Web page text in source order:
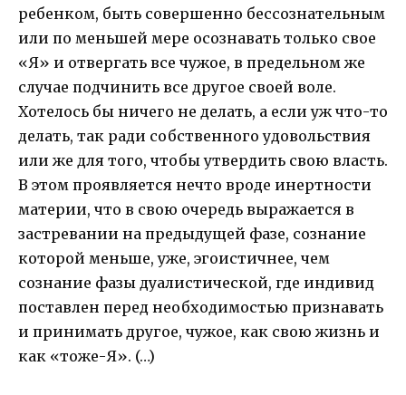
ребенком, быть совершенно бессознательным
или по меньшей мере осознавать только свое
«Я» и отвергать все чужое, в предельном же
случае подчинить все другое своей воле.
Хотелось бы ничего не делать, а если уж что-то
делать, так ради собственного удовольствия
или же для того, чтобы утвердить свою власть.
В этом проявляется нечто вроде инертности
материи, что в свою очередь выражается в
застревании на предыдущей фазе, сознание
которой меньше, уже, эгоистичнее, чем
сознание фазы дуалистической, где индивид
поставлен перед необходимостью признавать
и принимать другое, чужое, как свою жизнь и
как «тоже-Я». (…)